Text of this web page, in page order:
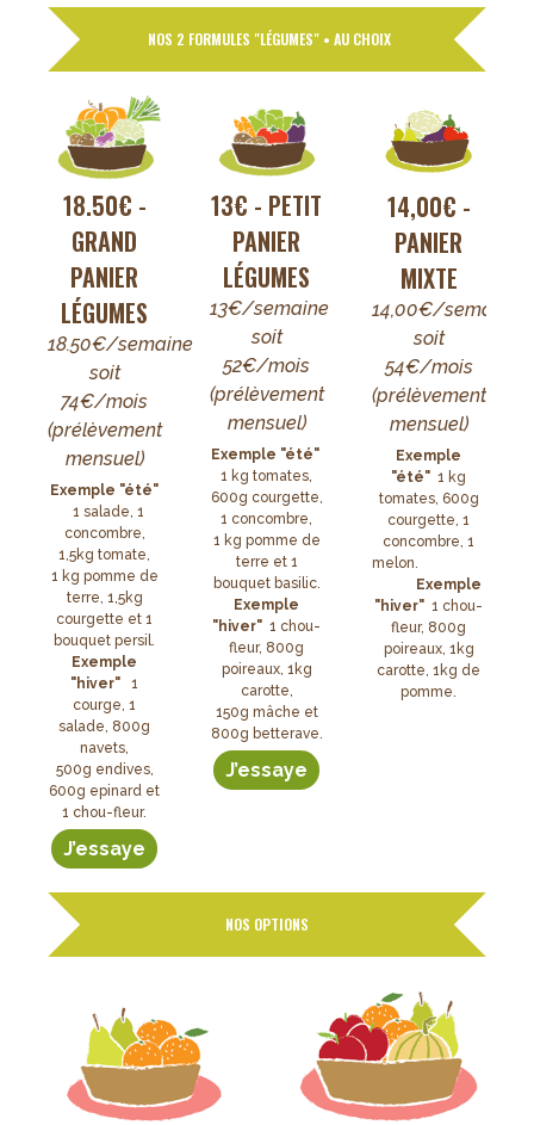
NOS 2 FORMULES "LÉGUMES" • AU CHOIX
18.50€ -
GRAND
PANIER
LÉGUMES
18.50€/semaine
soit
74€/mois
(prélèvement
mensuel)
Exemple "été"
1 salade, 1
concombre,
1,5kg tomate,
1 kg pomme de
terre, 1,5kg
courgette et 1
bouquet persil.
Exemple
"hiver" 1
courge, 1
salade, 800g
navets,
500g endives,
600g epinard et
1 chou-fleur.
J’essaye
13€ - PETIT
PANIER
LÉGUMES
13€/semaine
soit
52€/mois
(prélèvement
mensuel)
Exemple "été"
1 kg tomates,
600g courgette,
1 concombre,
1 kg pomme de
terre et 1
bouquet basilic.
Exemple
"hiver"1 chou-
fleur, 800g
poireaux, 1kg
carotte,
150g mâche et
800g betterave.
J’essaye
14,00€ -
PANIER
MIXTE
14,00€/semaine
soit
54€/mois
(prélèvement
mensuel)
Exemple
"été"1 kg
tomates, 600g
courgette, 1
concombre, 1
melon.
Exemple
"hiver"1 chou-
fleur, 800g
poireaux, 1kg
carotte, 1kg de
pomme.
NOS OPTIONS